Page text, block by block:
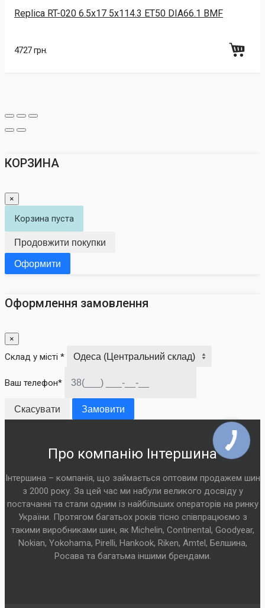
Replica RT-020 6.5x17 5x114.3 ET50 DIA66.1 BMF
4727 грн.
КОРЗИНА
×
Корзина пуста
Продовжити покупки
Оформити
Оформлення замовлення
×
Склад у місті *
Ваш телефон*
Скасувати Замовити
Про компанію Інтершина
Інтершина – компанія, що займається оптовим продажем шин
з 2000 року. За цей час ми набули великого досвіду у
постачанні та стали одним із найбільших операторів на ринку
України. Протягом багатьох років тісно співпрацюємо з
такими виробниками шин, як Michelin, Continental, Goodyear,
Nokian, Yokohama, Pirelli, Hankook, Riken, Amtel, Белшина,
Росава та багатьма іншими брендами.